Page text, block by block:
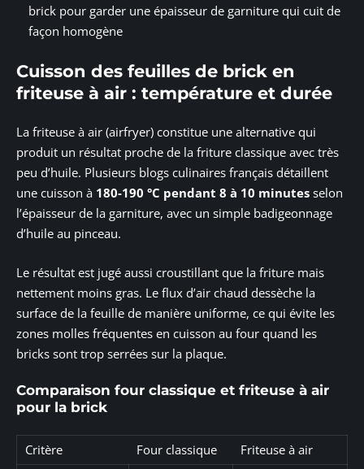
brick pour garder une épaisseur de garniture qui cuit de
façon homogène
Cuisson des feuilles de brick en
friteuse à air : température et durée
La friteuse à air (airfryer) constitue une alternative qui
produit un résultat proche de la friture classique avec très
peu d’huile. Plusieurs blogs culinaires français détaillent
une cuisson à 180-190 °C pendant 8 à 10 minutes selon
l’épaisseur de la garniture, avec un simple badigeonnage
d’huile au pinceau.
Le résultat est jugé aussi croustillant que la friture mais
nettement moins gras. Le flux d’air chaud dessèche la
surface de la feuille de manière uniforme, ce qui évite les
zones molles fréquentes en cuisson au four quand les
bricks sont trop serrées sur la plaque.
Comparaison four classique et friteuse à air
pour la brick
Critère Four classique
Friteuse à air